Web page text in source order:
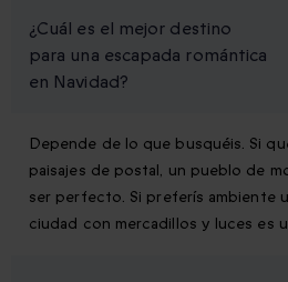
¿Cuál es el mejor destino
para una escapada romántica
en Navidad?
Depende de lo que busquéis. Si
paisajes de postal, un pueblo de
ser perfecto. Si preferís ambiente
ciudad con mercadillos y luces es